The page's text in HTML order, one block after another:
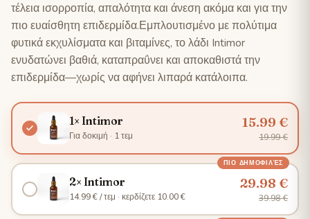
τέλεια ισορροπία, απαλότητα και άνεση ακόμα και για την
πιο ευαίσθητη επιδερμίδα.Εμπλουτισμένο με πολύτιμα
φυτικά εκχυλίσματα και βιταμίνες, το λάδι Intimor
ενυδατώνει βαθιά, καταπραΰνει και αποκαθιστά την
επιδερμίδα—χωρίς να αφήνει λιπαρά κατάλοιπα.
1× Intimor
Για δοκιμή · 1 τεμ
15.99 €
19.99 €
ΠΙΟ ΔΗΜΟΦΙΛΈΣ
2× Intimor
14.99 € / τεμ · κερδίζετε 10.00 €
29.98 €
39.98 €